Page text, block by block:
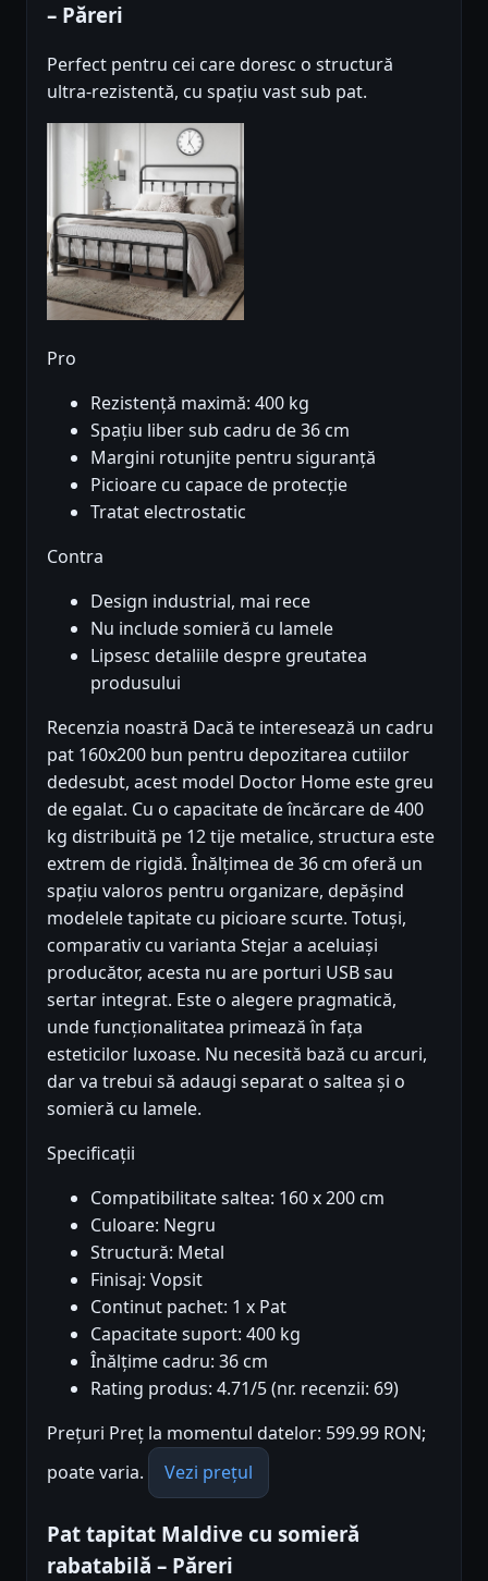
– Păreri
Perfect pentru cei care doresc o structură
ultra-rezistentă, cu spațiu vast sub pat.
Pro
Rezistență maximă: 400 kg
Spațiu liber sub cadru de 36 cm
Margini rotunjite pentru siguranță
Picioare cu capace de protecție
Tratat electrostatic
Contra
Design industrial, mai rece
Nu include somieră cu lamele
Lipsesc detaliile despre greutatea
produsului
Recenzia noastră Dacă te interesează un cadru
pat 160x200 bun pentru depozitarea cutiilor
dedesubt, acest model Doctor Home este greu
de egalat. Cu o capacitate de încărcare de 400
kg distribuită pe 12 tije metalice, structura este
extrem de rigidă. Înălțimea de 36 cm oferă un
spațiu valoros pentru organizare, depășind
modelele tapitate cu picioare scurte. Totuși,
comparativ cu varianta Stejar a aceluiași
producător, acesta nu are porturi USB sau
sertar integrat. Este o alegere pragmatică,
unde funcționalitatea primează în fața
esteticilor luxoase. Nu necesită bază cu arcuri,
dar va trebui să adaugi separat o saltea și o
somieră cu lamele.
Specificații
Compatibilitate saltea: 160 x 200 cm
Culoare: Negru
Structură: Metal
Finisaj: Vopsit
Continut pachet: 1 x Pat
Capacitate suport: 400 kg
Înălțime cadru: 36 cm
Rating produs: 4.71/5 (nr. recenzii: 69)
Prețuri Preț la momentul datelor: 599.99 RON;
poate varia.
Vezi prețul
Pat tapitat Maldive cu somieră
rabatabilă – Păreri